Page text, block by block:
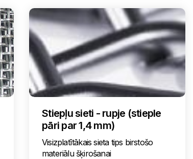
Stiepļu sieti - rupje (stieple
pāri par 1,4 mm)
Visizplatītākais sieta tips birstošo
materiālu šķirošanai